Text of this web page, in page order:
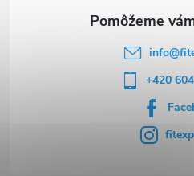
info@
+420